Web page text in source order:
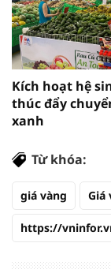
Kích hoạt hệ
thúc đẩy
xanh
Từ khóa:
giá vàng Giá
https://